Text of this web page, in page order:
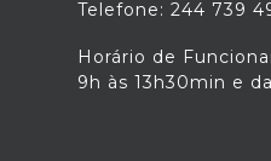
Telefone: 244 739
Horário de
9h às 13h30min e